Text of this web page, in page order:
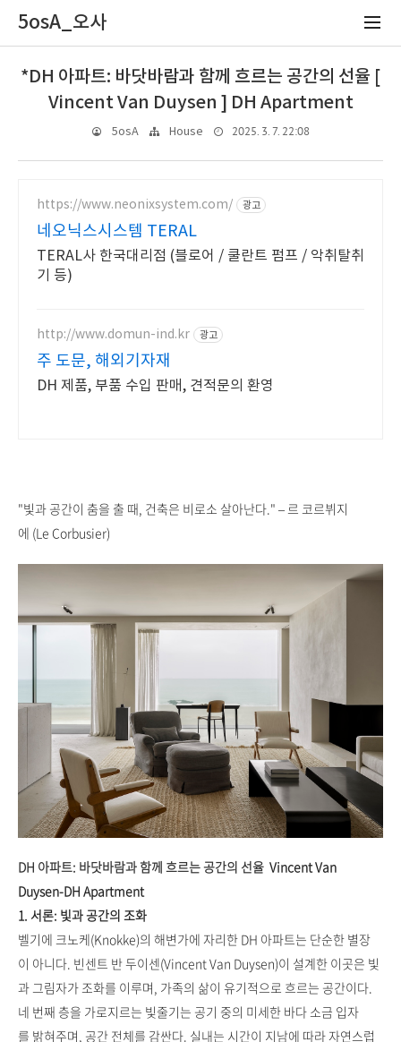
5osA_오사
*DH 아파트: 바닷바람과 함께 흐르는 공간의 선율 [
Vincent Van Duysen ] DH Apartment
5osA House 2025. 3. 7. 22:08
https://www.neonixsystem.com/ 광고
네오닉스시스템 TERAL
TERAL사 한국대리점 (블로어 / 쿨란트 펌프 / 악취탈취
기 등)
http://www.domun-ind.kr 광고
주 도문, 해외기자재
DH 제품, 부품 수입 판매, 견적문의 환영
"빛과 공간이 춤을 출 때, 건축은 비로소 살아난다." – 르 코르뷔지
에 (Le Corbusier)
DH 아파트: 바닷바람과 함께 흐르는 공간의 선율 Vincent Van
Duysen-DH Apartment
1. 서론: 빛과 공간의 조화
벨기에 크노케(Knokke)의 해변가에 자리한 DH 아파트는 단순한 별장
이 아니다. 빈센트 반 두이센(Vincent Van Duysen)이 설계한 이곳은 빛
과 그림자가 조화를 이루며, 가족의 삶이 유기적으로 흐르는 공간이다.
네 번째 층을 가로지르는 빛줄기는 공기 중의 미세한 바다 소금 입자
를 밝혀주며, 공간 전체를 감싼다. 실내는 시간이 지남에 따라 자연스럽